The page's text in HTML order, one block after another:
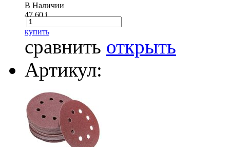
В Наличии
47.60i
купить
сравнить открыть
Артикул: